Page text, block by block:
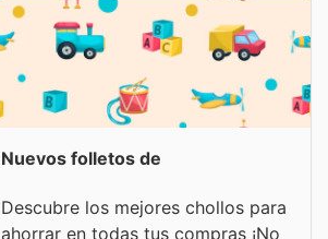
Nuevos folletos de
Descubre los mejores chollos para
ahorrar en todas tus compras ¡No